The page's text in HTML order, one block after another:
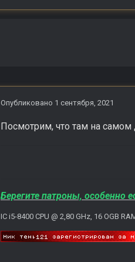
Опубликовано 1 сентября, 2021
Посмотрим, что там на самом
Берегите патроны, особенно
IC i5-8400 CPU @ 2,80 GHz, 16 OGB